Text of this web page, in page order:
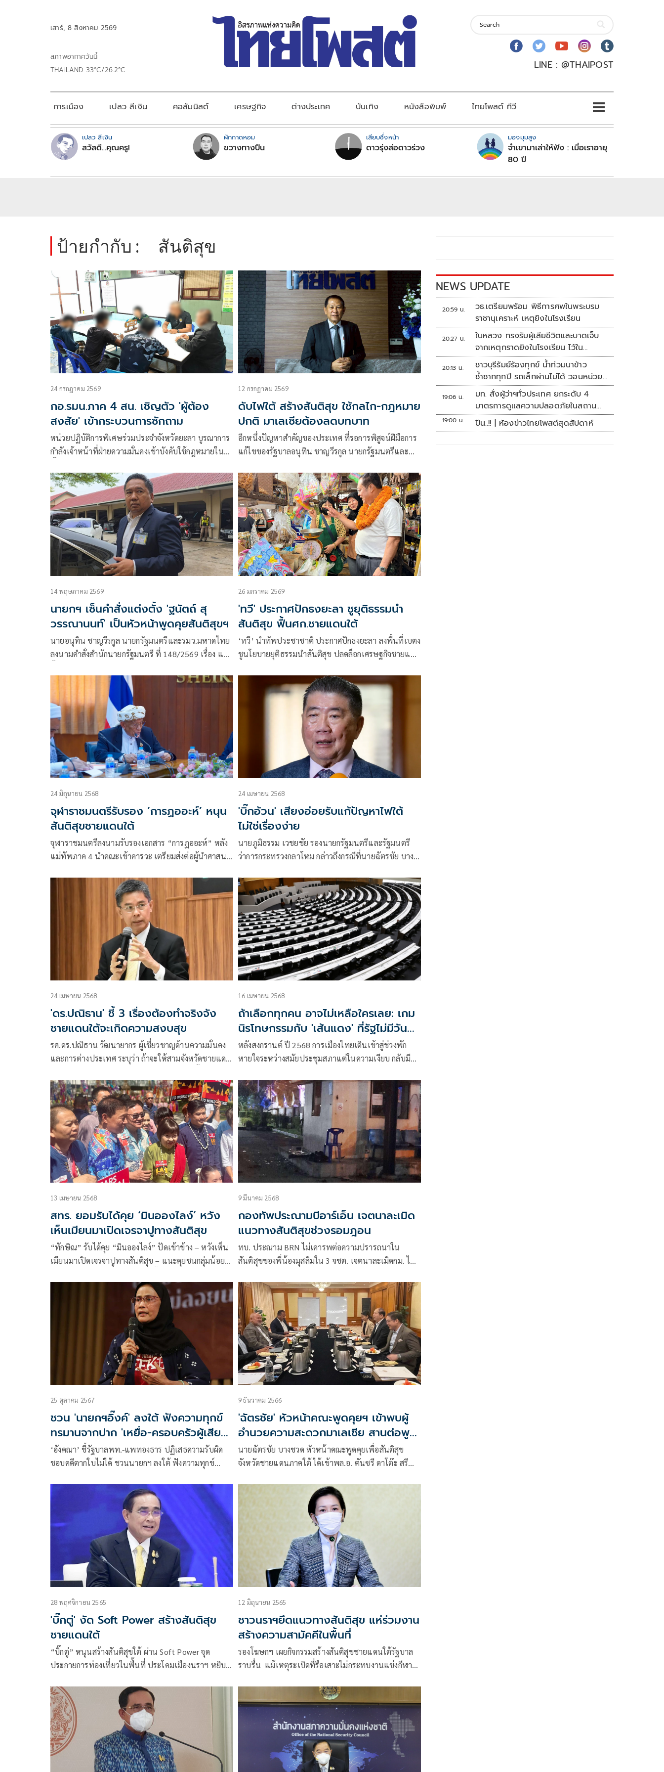
เสาร์, 8 สิงหาคม 2569
สภาพอากาศวันนี้
THAILAND 33°C/26.2°C
LINE : @THAIPOST
การเมือง เปลว สีเงิน คอลัมนิสต์ เศรษฐกิจ ต่างประเทศ บันเทิง หนังสือพิมพ์ ไทยโพสต์ ทีวี
เปลว สีเงิน
สวัสดี...คุณครู!
ผักกาดหอม
ขวางทางปืน
เสียบซึ่งหน้า
ดาวรุ่งส่อดาวร่วง
มองมุมสูง
จำเขามาเล่าให้ฟัง : เมื่อเราอายุ
80 ปี
ป้ายกำกับ : สันติสุข
24 กรกฎาคม 2569
กอ.รมน.ภาค 4 สน. เชิญตัว 'ผู้ต้อง
สงสัย' เข้ากระบวนการซักถาม
หน่วยปฏิบัติการพิเศษร่วมประจำจังหวัดยะลา บูรณาการ
กำลังเจ้าหน้าที่ฝ่ายความมั่นคงเข้าบังคับใช้กฎหมายใน
12 กรกฎาคม 2569
ดับไฟใต้ สร้างสันติสุข ใช้กลไก-กฎหมาย
ปกติ มาเลเซียต้องลดบทบาท
อีกหนึ่งปัญหาสำคัญของประเทศ ที่รอการพิสูจน์ฝีมือการ
แก้ไขของรัฐบาลอนุทิน ชาญวีรกูล นายกรัฐมนตรีและ
ในพื้นที่จังหวัดชายแดนภาคใต้”
14 พฤษภาคม 2569
นายกฯ เซ็นคำสั่งแต่งตั้ง 'ฐนัตถ์ สุ
วรรณานนท์' เป็นหัวหน้าพูดคุยสันติสุขฯ
นายอนุทิน ชาญวีรกูล นายกรัฐมนตรีและรมว.มหาดไทย
ลงนามคำสั่งสำนักนายกรัฐมนตรี ที่ 148/2569 เรื่อง แต่ง
26 มกราคม 2569
'ทวี' ประกาศปักธงยะลา ชูยุติธรรมนำ
สันติสุข ฟื้นศก.ชายแดนใต้
‘ทวี’ นำทัพประชาชาติ ประกาศปักธงยะลา ลงพื้นที่เบตง
ชูนโยบายยุติธรรมนำสันติสุข ปลดล็อกเศรษฐกิจชายแดน
24 มิถุนายน 2568
จุฬาราชมนตรีรับรอง ‘การฏออะห์’ หนุน
สันติสุขชายแดนใต้
จุฬาราชมนตรีลงนามรับรองเอกสาร “การฏออะห์” หลัง
แม่ทัพภาค 4 นำคณะเข้าคารวะ เตรียมส่งต่อผู้นำศาสนา
24 เมษายน 2568
'บิ๊กอ้วน' เสียงอ่อยรับแก้ปัญหาไฟใต้
ไม่ใช่เรื่องง่าย
นายภูมิธรรม เวชยชัย รองนายกรัฐมนตรีและรัฐมนตรี
ว่าการกระทรวงกลาโหม กล่าวถึงกรณีที่นายฉัตรชัย บาง
การประชุมสภาความมั่นคงอาเซียนที่มาเลเซีย
24 เมษายน 2568
'ดร.ปณิธาน' ชี้ 3 เรื่องต้องทำจริงจัง
ชายแดนใต้จะเกิดความสงบสุข
รศ.ดร.ปณิธาน วัฒนายากร ผู้เชี่ยวชาญด้านความมั่นคง
และการต่างประเทศ ระบุว่า ถ้าจะให้สามจังหวัดชายแดน
นับร้อยปี สงบสุขได้จริง มีเรื่องที่เราควรจะต้องทำอย่าง
จริงจัง คือ:
16 เมษายน 2568
ถ้าเลือกทุกคน อาจไม่เหลือใครเลย: เกม
นิรโทษกรรมกับ 'เส้นแดง' ที่รัฐไม่มีวัน
ถอย
หลังสงกรานต์ ปี 2568 การเมืองไทยเดินเข้าสู่ช่วงพัก
หายใจระหว่างสมัยประชุมสภาแต่ในความเงียบ กลับมี
ถึง 4 ฉบับ บนโต๊ะสภา
13 เมษายน 2568
สทร. ยอมรับได้คุย ‘มินอองไลง์’ หวัง
เห็นเมียนมาเปิดเจรจาปูทางสันติสุข
“ทักษิณ” รับได้คุย “มินอองไลง์” ปัดเข้าข้าง – หวังเห็น
เมียนมาเปิดเจรจาปูทางสันติสุข – แนะคุยชนกลุ่มน้อย-
9 มีนาคม 2568
กองทัพประณามบีอาร์เอ็น เจตนาละเมิด
แนวทางสันติสุขช่วงรอมฎอน
ทบ. ประณาม BRN ไม่เคารพต่อความปรารถนาใน
สันติสุขของพี่น้องมุสลิมใน 3 จชต. เจตนาละเมิดกม. ไม่
ช่วงรอมฎอน
25 ตุลาคม 2567
ชวน 'นายกฯอิ๊งค์' ลงใต้ ฟังความทุกข์
ทรมานจากปาก 'เหยื่อ-ครอบครัวผู้เสีย
ชีวิต'
‘อังคณา’ ชี้รัฐบาลพท.-แพทองธาร ปฏิเสธความรับผิด
ชอบคดีตากใบไม่ได้ ชวนนายกฯ ลงใต้ ฟังความทุกข์
รู้สึกไม่เป็นธรรม อาจเข้าร่วมขบวนการก่อเหตุ
9 ธันวาคม 2566
'ฉัตรชัย' หัวหน้าคณะพูดคุยฯ เข้าพบผู้
อำนวยความสะดวกมาเลเซีย สานต่อพูด
คุยสันติภาพ
นายฉัตรชัย บางชวด หัวหน้าคณะพูดคุยเพื่อสันติสุข
จังหวัดชายแดนภาคใต้ ได้เข้าพล.อ. ตันซรี ดาโต๊ะ สรี
28 พฤศจิกายน 2565
'บิ๊กตู่' งัด Soft Power สร้างสันติสุข
ชายแดนใต้
“บิ๊กตู่” หนุนสร้างสันติสุขใต้ ผ่าน Soft Power จุด
ประกายการท่องเที่ยวในพื้นที่ ประโคมเมืองนราฯ หยิบ
12 มิถุนายน 2565
ชาวนราฯยึดแนวทางสันติสุข แห่ร่วมงาน
สร้างความสามัคคีในพื้นที่
รองโฆษกฯ เผยกิจกรรมสร้างสันติสุขชายแดนใต้รัฐบาล
ราบรื่น แม้เหตุระเบิดที่รือเสาะไม่กระทบงานแข่งกีฬา
NEWS UPDATE
20:59 น.
วธ.เตรียมพร้อม พิธีการศพในพระบรม
ราชานุเคราะห์ เหตุยิงในโรงเรียน
20:27 น.
ในหลวง ทรงรับผู้เสียชีวิตและบาดเจ็บ
จากเหตุกราดยิงในโรงเรียน ไว้ใน
พระบรมราชานุเคราะห์
20:13 น.
ชาวบุรีรัมย์ร้องทุกข์ น้ำท่วมนาข้าว
ซ้ำซากทุกปี รถเล็กผ่านไม่ได้ วอนหน่วย
งานเร่งแก้ไข
19:06 น.
มท. สั่งผู้ว่าฯทั่วประเทศ ยกระดับ 4
มาตรการดูแลความปลอดภัยในสถาน
ศึกษา
19:00 น. ปืน..!! | ห้องข่าวไทยโพสต์สุดสัปดาห์